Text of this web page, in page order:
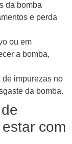
da bomba
e perda
ou em
a bomba,
de impurezas no
da bomba.
com